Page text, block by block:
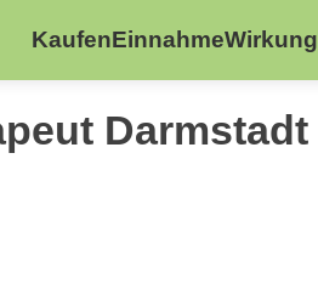
KaufenEinnahmeWirkung
Darmstadt